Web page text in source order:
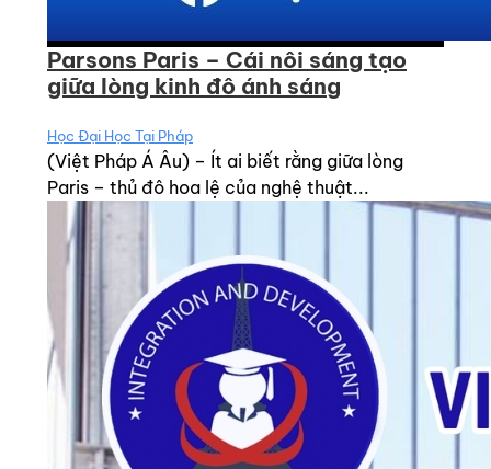
Parsons Paris – Cái nôi sáng tạo
giữa lòng kinh đô ánh sáng
Học Đại Học Tại Pháp
(Việt Pháp Á Âu) – Ít ai biết rằng giữa lòng
Paris – thủ đô hoa lệ của nghệ thuật...